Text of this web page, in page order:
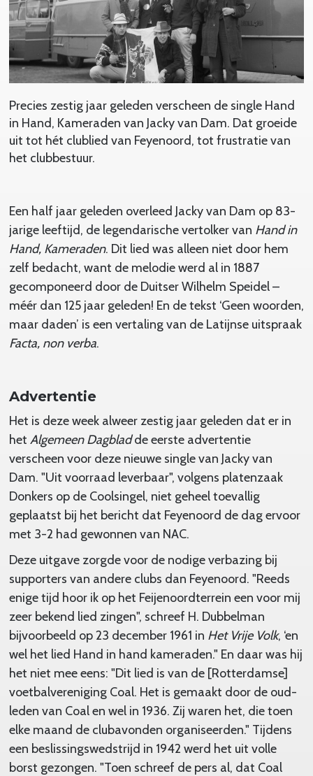
Precies zestig jaar geleden verscheen de single Hand
in Hand, Kameraden van Jacky van Dam. Dat groeide
uit tot hét clublied van Feyenoord, tot frustratie van
het clubbestuur.
Een half jaar geleden overleed Jacky van Dam op 83-
jarige leeftijd, de legendarische vertolker van Hand in
Hand, Kameraden. Dit lied was alleen niet door hem
zelf bedacht, want de melodie werd al in 1887
gecomponeerd door de Duitser Wilhelm Speidel –
méér dan 125 jaar geleden! En de tekst ‘Geen woorden,
maar daden’ is een vertaling van de Latijnse uitspraak
Facta, non verba.
Advertentie
Het is deze week alweer zestig jaar geleden dat er in
het Algemeen Dagbladde eerste advertentie
verscheen voor deze nieuwe single van Jacky van
Dam. "Uit voorraad leverbaar", volgens platenzaak
Donkers op de Coolsingel, niet geheel toevallig
geplaatst bij het bericht dat Feyenoord de dag ervoor
met 3-2 had gewonnen van NAC.
Deze uitgave zorgde voor de nodige verbazing bij
supporters van andere clubs dan Feyenoord. "Reeds
enige tijd hoor ik op het Feijenoordterrein een voor mij
zeer bekend lied zingen", schreef H. Dubbelman
bijvoorbeeld op 23 december 1961 in Het Vrije Volk, ‘en
wel het lied Hand in hand kameraden." En daar was hij
het niet mee eens: "Dit lied is van de [Rotterdamse]
voetbalvereniging Coal. Het is gemaakt door de oud-
leden van Coal en wel in 1936. Zij waren het, die toen
elke maand de clubavonden organiseerden." Tijdens
een beslissingswedstrijd in 1942 werd het uit volle
borst gezongen. "Toen schreef de pers al, dat Coal